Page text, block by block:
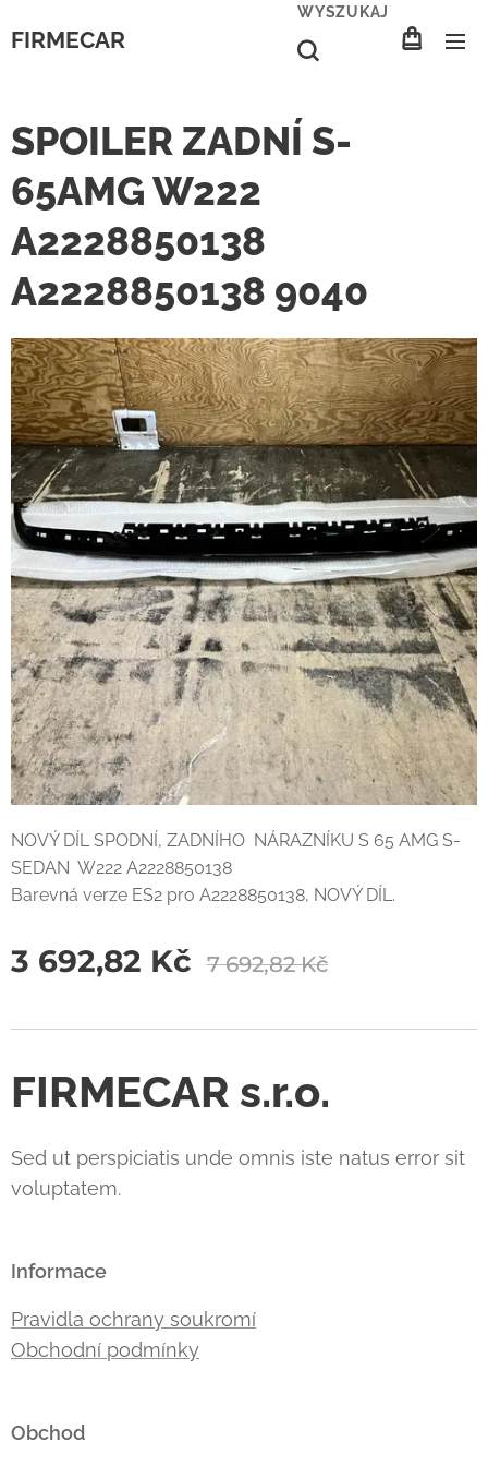
FIRMECAR
WYSZUKAJ
SPOILER ZADNÍ S-
65AMG W222
A2228850138
A2228850138 9040
NOVÝ DÍL SPODNÍ, ZADNÍHO NÁRAZNÍKU S 65 AMG S-
SEDAN W222 A2228850138
Barevná verze ES2 pro A2228850138, NOVÝ DÍL.
3 692,82 Kč 7 692,82Kč
FIRMECAR s.r.o.
Sed ut perspiciatis unde omnis iste natus error sit
voluptatem.
Informace
Pravidla ochrany soukromí
Obchodní podmínky
Obchod